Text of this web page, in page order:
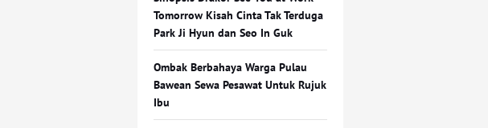
Tomorrow Kisah Cinta Tak Terduga
Park Ji Hyun dan Seo In Guk
Ombak Berbahaya Warga Pulau
Bawean Sewa Pesawat Untuk Rujuk
Ibu